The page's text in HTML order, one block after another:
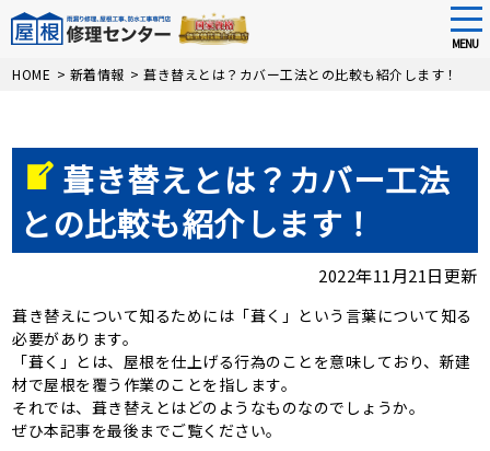
Skip
MENU
HOME > 新着情報 >葺き替えとは？カバー工法との比較も紹介します！
葺き替えとは？カバー工法
との比較も紹介します！
2022年11月21日更新
葺き替えについて知るためには「葺く」という言葉について知る
必要があります。
「葺く」とは、屋根を仕上げる行為のことを意味しており、新建
材で屋根を覆う作業のことを指します。
それでは、葺き替えとはどのようなものなのでしょうか。
ぜひ本記事を最後までご覧ください。